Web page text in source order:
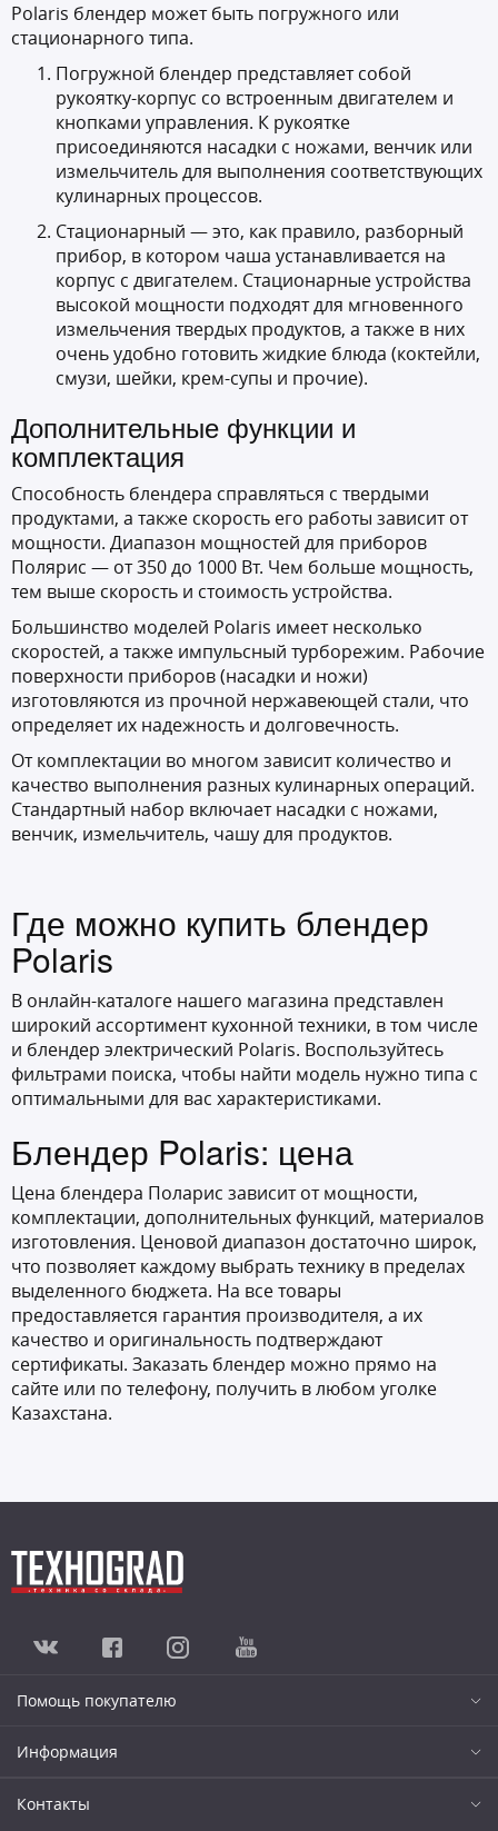
Polaris блендер может быть погружного или
стационарного типа.
Погружной блендер представляет собой
рукоятку-корпус со встроенным двигателем и
кнопками управления. К рукоятке
присоединяются насадки с ножами, венчик или
измельчитель для выполнения соответствующих
кулинарных процессов.
Стационарный — это, как правило, разборный
прибор, в котором чаша устанавливается на
корпус с двигателем. Стационарные устройства
высокой мощности подходят для мгновенного
измельчения твердых продуктов, а также в них
очень удобно готовить жидкие блюда (коктейли,
смузи, шейки, крем-супы и прочие).
Дополнительные функции и
комплектация
Способность блендера справляться с твердыми
продуктами, а также скорость его работы зависит от
мощности. Диапазон мощностей для приборов
Полярис — от 350 до 1000 Вт. Чем больше мощность,
тем выше скорость и стоимость устройства.
Большинство моделей Polaris имеет несколько
скоростей, а также импульсный турборежим. Рабочие
поверхности приборов (насадки и ножи)
изготовляются из прочной нержавеющей стали, что
определяет их надежность и долговечность.
От комплектации во многом зависит количество и
качество выполнения разных кулинарных операций.
Стандартный набор включает насадки с ножами,
венчик, измельчитель, чашу для продуктов.
Где можно купить блендер
Polaris
В онлайн-каталоге нашего магазина представлен
широкий ассортимент кухонной техники, в том числе
и блендер электрический Polaris. Воспользуйтесь
фильтрами поиска, чтобы найти модель нужно типа с
оптимальными для вас характеристиками.
Блендер Polaris: цена
Цена блендера Поларис зависит от мощности,
комплектации, дополнительных функций, материалов
изготовления. Ценовой диапазон достаточно широк,
что позволяет каждому выбрать технику в пределах
выделенного бюджета. На все товары
предоставляется гарантия производителя, а их
качество и оригинальность подтверждают
сертификаты. Заказать блендер можно прямо на
сайте или по телефону, получить в любом уголке
Казахстана.
Помощь покупателю
Информация
Контакты